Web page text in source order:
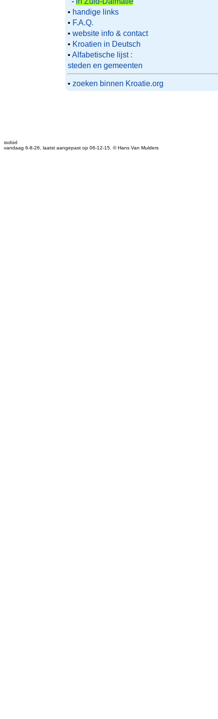
• handige links
• F.A.Q.
• website info & contact
• Kroatien in Deutsch
• Alfabetische lijst :
steden en gemeenten
• zoeken binnen Kroatie.org
mobiel
vandaag 6-8-26, laatst aangepast op 06-12-15. © Hans Van Mulders